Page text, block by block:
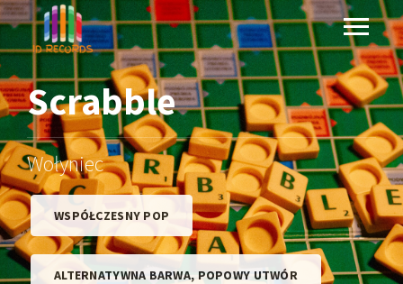
Scrabble
Wołyniec
WSPÓŁCZESNY POP
ALTERNATYWNA BARWA, POPOWY UTWÓR